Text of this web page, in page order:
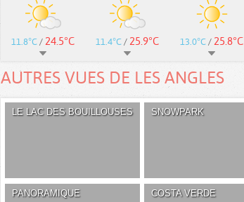
11.8°C / 24.5°C 11.4°C / 25.9°C 13.0°C / 25.8°C
AUTRES VUES DE LES ANGLES
LE LAC DES BOUILLOUSES SNOWPARK
PANORAMIQUE COSTA VERDE